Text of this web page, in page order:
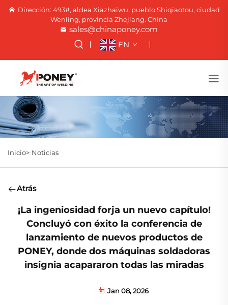
Dirección: 493#, aldea Xiazhaiwu, pueblo Shiqiaotou, ciudad
Wenling, provincia Zhejiang. China
sales@chinaponey.com
EN
Inicio> Noticias
Atrás
¡La ingeniosidad forja un nuevo capítulo!
Concluyó con éxito la conferencia de
lanzamiento de nuevos productos de
PONEY, donde dos máquinas soldadoras
insignia acapararon todas las miradas
Jan 08, 2026